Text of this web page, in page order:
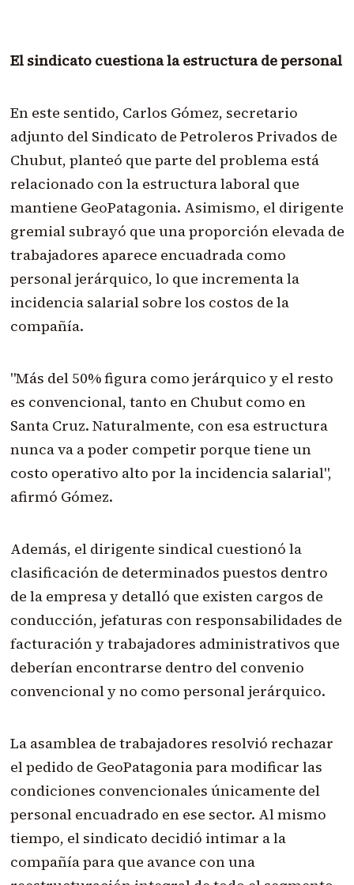
El sindicato cuestiona la estructura de personal
En este sentido, Carlos Gómez, secretario
adjunto del Sindicato de Petroleros Privados de
Chubut, planteó que parte del problema está
relacionado con la estructura laboral que
mantiene GeoPatagonia. Asimismo, el dirigente
gremial subrayó que una proporción elevada de
trabajadores aparece encuadrada como
personal jerárquico, lo que incrementa la
incidencia salarial sobre los costos de la
compañía.
"Más del 50% figura como jerárquico y el resto
es convencional, tanto en Chubut como en
Santa Cruz. Naturalmente, con esa estructura
nunca va a poder competir porque tiene un
costo operativo alto por la incidencia salarial",
afirmó Gómez.
Además, el dirigente sindical cuestionó la
clasificación de determinados puestos dentro
de la empresa y detalló que existen cargos de
conducción, jefaturas con responsabilidades de
facturación y trabajadores administrativos que
deberían encontrarse dentro del convenio
convencional y no como personal jerárquico.
La asamblea de trabajadores resolvió rechazar
el pedido de GeoPatagonia para modificar las
condiciones convencionales únicamente del
personal encuadrado en ese sector. Al mismo
tiempo, el sindicato decidió intimar a la
compañía para que avance con una